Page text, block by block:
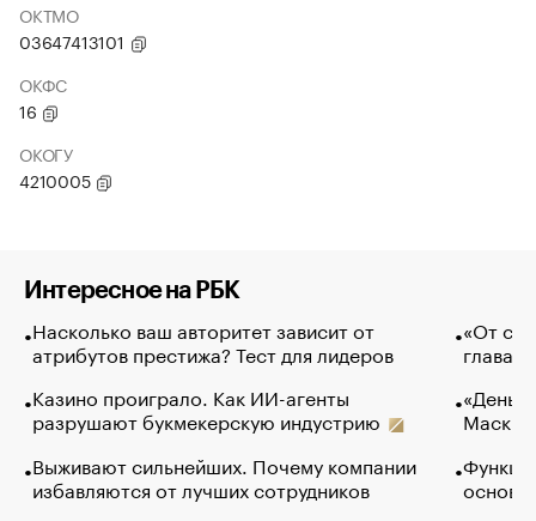
ОКТМО
03647413101
ОКФС
16
ОКОГУ
4210005
Интересное на РБК
Насколько ваш авторитет зависит от
атрибутов престижа? Тест для лидеров
Казино проиграло. Как ИИ-агенты
разрушают букмекерскую индустрию
Выживают сильнейших. Почему компании
избавляются от лучших сотрудников
«От
глава
Маск в
основ